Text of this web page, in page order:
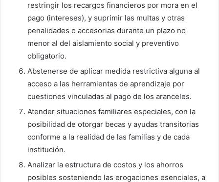
restringir los recargos financieros por mora en el
pago (intereses), y suprimir las multas y otras
penalidades o accesorias durante un plazo no
menor al del aislamiento social y preventivo
obligatorio.
Abstenerse de aplicar medida restrictiva alguna al
acceso a las herramientas de aprendizaje por
cuestiones vinculadas al pago de los aranceles.
Atender situaciones familiares especiales, con la
posibilidad de otorgar becas y ayudas transitorias
conforme a la realidad de las familias y de cada
institución.
Analizar la estructura de costos y los ahorros
posibles sosteniendo las erogaciones esenciales, a